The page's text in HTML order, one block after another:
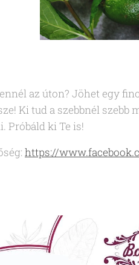
az úton? Jöhet egy
Ki tud a szebbnél
Próbáld ki Te is!
https://